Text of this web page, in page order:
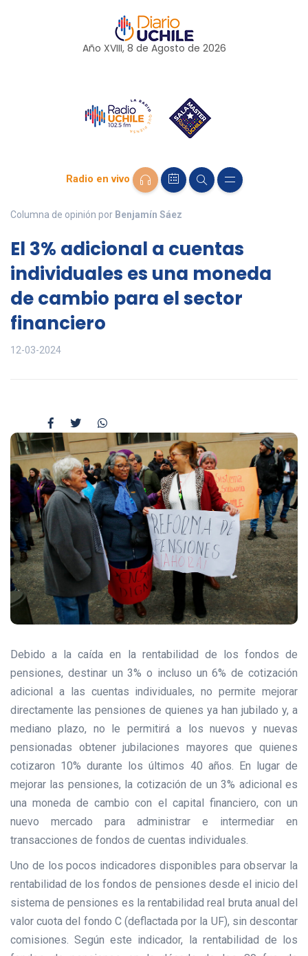
Año XVIII, 8 de Agosto de 2026
Radio en vivo
Columna de opinión por Benjamín Sáez
El 3% adicional a cuentas
individuales es una moneda
de cambio para el sector
financiero
12-03-2024
Debido a la caída en la rentabilidad de los fondos de
pensiones, destinar un 3% o incluso un 6% de cotización
adicional a las cuentas individuales, no permite mejorar
directamente las pensiones de quienes ya han jubilado y, a
mediano plazo, no le permitirá a los nuevos y nuevas
pensionadas obtener jubilaciones mayores que quienes
cotizaron 10% durante los últimos 40 años. En lugar de
mejorar las pensiones, la cotización de un 3% adicional es
una moneda de cambio con el capital financiero, con un
nuevo mercado para administrar e intermediar en
transacciones de fondos de cuentas individuales.
Uno de los pocos indicadores disponibles para observar la
rentabilidad de los fondos de pensiones desde el inicio del
sistema de pensiones es la rentabilidad real bruta anual del
valor cuota del fondo C (deflactada por la UF), sin descontar
comisiones. Según este indicador, la rentabilidad de los